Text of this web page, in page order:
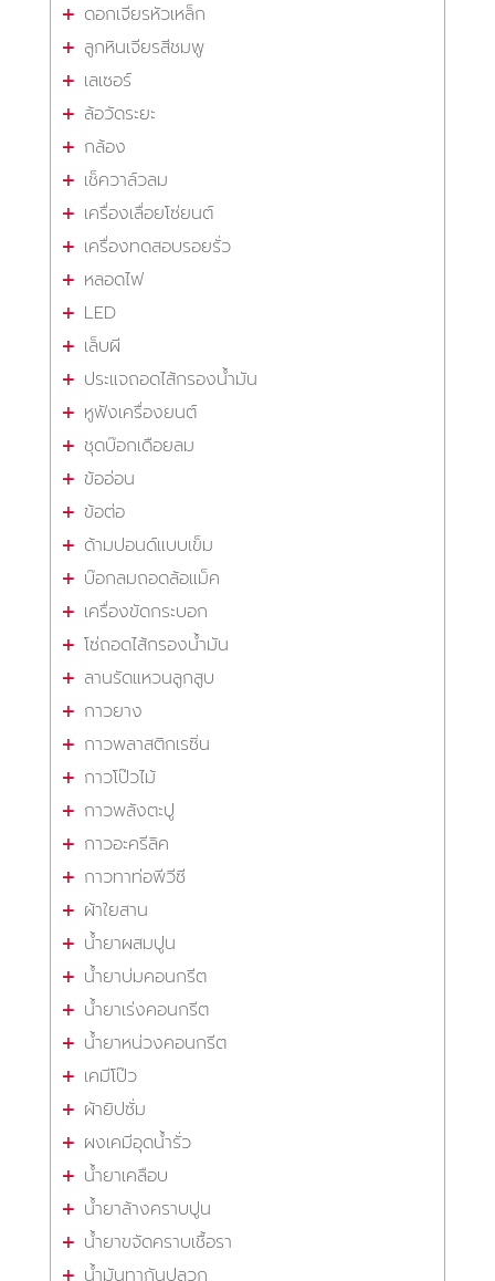
ดอกเจียรหัวเหล็ก
ลูกหินเจียรสีชมพู
เลเซอร์
ล้อวัดระยะ
กล้อง
เช็ควาล์วลม
เครื่องเลื่อยโซ่ยนต์
เครื่องทดสอบรอยรั่ว
หลอดไฟ
LED
เล็บผี
ประแจถอดไส้กรองน้ำมัน
หูฟังเครื่องยนต์
ชุดบ๊อกเดือยลม
ข้ออ่อน
ข้อต่อ
ด้ามปอนด์แบบเข็ม
บ๊อกลมถอดล้อแม็ค
เครื่องขัดกระบอก
โซ่ถอดไส้กรองน้ำมัน
ลานรัดแหวนลูกสูบ
กาวยาง
กาวพลาสติกเรซิ่น
กาวโป๊วไม้
กาวพลังตะปู
กาวอะครีลิค
กาวทาท่อพีวีซี
ผ้าใยสาน
น้ำยาผสมปูน
น้ำยาบ่มคอนกรีต
น้ำยาเร่งคอนกรีต
น้ำยาหน่วงคอนกรีต
เคมีโป๊ว
ผ้ายิปซั่ม
ผงเคมีอุดน้ำรั่ว
น้ำยาเคลือบ
น้ำยาล้างคราบปูน
น้ำยาขจัดคราบเชื้อรา
น้ำมันทากันปลวก